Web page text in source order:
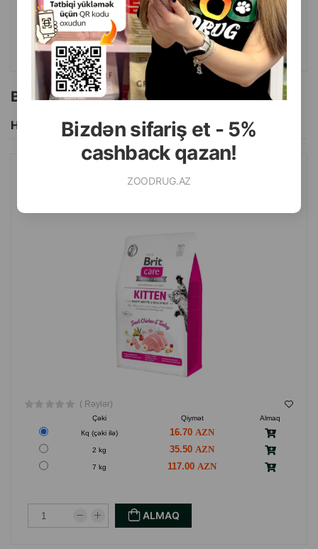
Bizdən sifariş et - 5%
cashback qazan!
ZOODRUG.AZ
ALMAQ
Bu brendin başqa məhsulları
Hamısını Gör
QURU YEM BRIT CARE PIŞIKLƏR, HAMILƏ VƏ LAKTASIYA EDƏN
( Rəylər)
Çəki Qiymət
Almaq
Кq (çəki ilə)
16.70
2 kg 35.50
7 kg 117.00
ALMAQ